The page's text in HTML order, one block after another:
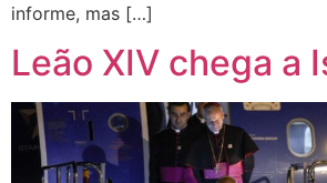
informe, mas […]
Leão XIV chega a